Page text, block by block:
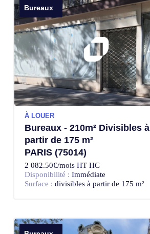
Bureaux
À LOUER
Bureaux - 210m² Divisibles à
partir de 175 m²
PARIS (75014)
2 082.50€/mois HT HC
Disponibilité : Immédiate
Surface : divisibles à partir de 175 m²